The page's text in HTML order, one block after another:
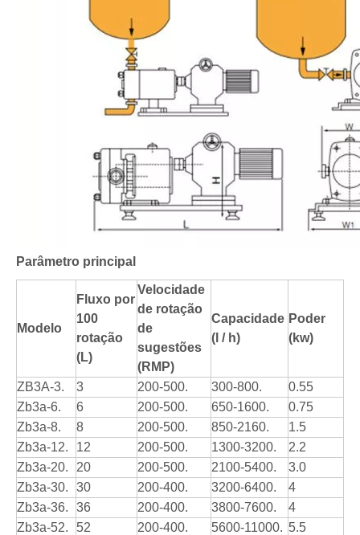
Parâmetro principal
Modelo
Fluxo por
100
rotação
(L)
Velocidade
de rotação
de
sugestões
(RMP)
Capacidade
(l / h)
Poder
(kw)
ZB3A-3. 3 200-500. 300-800.
0.55
Zb3a-6.
6 200-500. 650-1600.
0.75
Zb3a-8.
8 200-500. 850-2160.
1.5
Zb3a-12.
12 200-500. 1300-3200.
2.2
Zb3a-20.
20 200-500. 2100-5400.
3.0
Zb3a-30.
30 200-400. 3200-6400.
4
Zb3a-36.
36 200-400. 3800-7600.
4
Zb3a-52.
52 200-400. 5600-11000. 5.5